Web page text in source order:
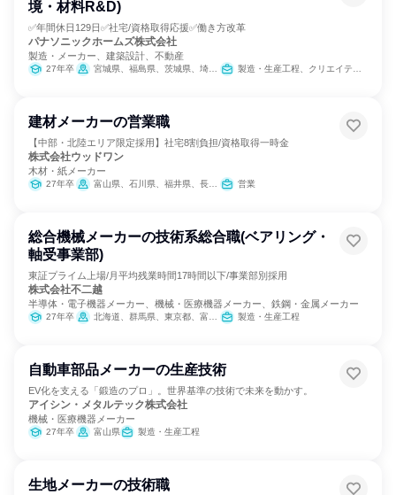
境・材料R&D)
✅年間休日129日✅社宅/資格取得応援✅働き方改革
パナソニックホームズ株式会社
製造・メーカー、建築設計、不動産
27年卒 宮城県、福島県、茨城県、埼玉県、千葉県、東京都、神奈川県、新潟県、富山県、石川県、岐阜県、愛知県、三重県、大阪府、兵庫県、奈良県、岡山県、広島県、山口県、香川県、愛媛県、福岡県、鹿児島県、沖縄県 製造・生産工程、クリエイティブ/デザイン職、建築/土木/プラント専門職
建材メーカーの営業職
【中部・北陸エリア限定採用】社宅8割負担/資格取得一時金
株式会社ウッドワン
木材・紙メーカー
27年卒 富山県、石川県、福井県、長野県、岐阜県、静岡県、愛知県、三重県 営業
総合機械メーカーの技術系総合職(ベアリング・
軸受事業部)
東証プライム上場/月平均残業時間17時間以下/事業部別採用
株式会社不二越
半導体・電子機器メーカー、機械・医療機器メーカー、鉄鋼・金属メーカー
27年卒 北海道、群馬県、東京都、富山県、愛知県、大阪府、広島県、福岡県 製造・生産工程
自動車部品メーカーの生産技術
EV化を支える「鍛造のプロ」。世界基準の技術で未来を動かす。
アイシン・メタルテック株式会社
機械・医療機器メーカー
27年卒 富山県 製造・生産工程
生地メーカーの技術職